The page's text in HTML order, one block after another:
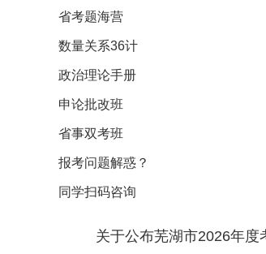
省考题海营
数量关系36计
政治理论手册
申论批改班
省事双考班
报考问题解惑？
同学扫码咨询
关于公布芜湖市2026年